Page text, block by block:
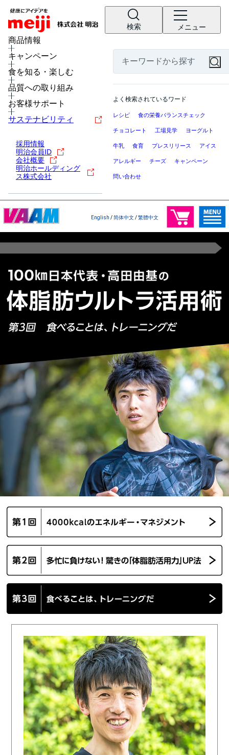
検索 メニュー
商品情報
キャンペーン
食を知る・楽しむ
品質への取り組み
お客様サポート
サステナビリティ
採用情報
明治会員ID
会社概要
明治ホールディング
ス株式会社
よく検索されているワード
レシピ 食の栄養バランスチェック
チョコレート 工場見学 ヨーグルト
牛乳 食育 プレスリリース アイス
アレルギー チーズ キャンペーン
問い合わせ
English /简体中文/繁體中文